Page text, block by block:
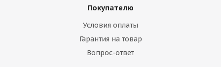
Покупателю
Условия оплаты
Гарантия на товар
Вопрос-ответ